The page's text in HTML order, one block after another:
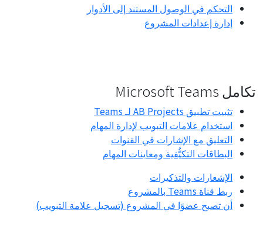
التحكم في الوصول المستند إلى الأدوار
إدارة إعدادات المشروع
تكامل Microsoft Teams
تثبيت تطبيق AB Projects لـ Teams
استخدام علامات التبويب لإدارة المهام
التعليق مع الإشارات في القنوات
البطاقات التكيُّفية ومعاينات المهام
الإشعارات والتذكيرات
ربط قناة Teams بالمشروع
أن تصبح عضوًا في المشروع (تسجيل علامة التبويب)